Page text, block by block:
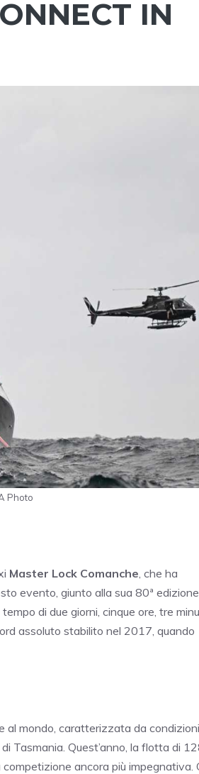
IN
Photo
Master Lock Comanche , che ha
evento, giunto alla sua 80ª edizione,
di due giorni, cinque ore, tre
assoluto stabilito nel 2017, quando
al mondo, caratterizzata da condizioni
Tasmania. Quest’anno, la flotta di
ancora più impegnativa.